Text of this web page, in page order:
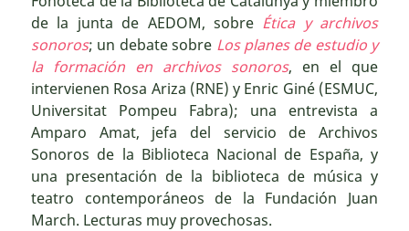
de la junta de AEDOM, sobre Ética y archivos
sonoros; un debate sobre Los planes de estudio y
la formación en archivos sonoros, en el que
intervienen Rosa Ariza (RNE) y Enric Giné (ESMUC,
Universitat Pompeu Fabra); una entrevista a
Amparo Amat, jefa del servicio de Archivos
Sonoros de la Biblioteca Nacional de España, y
una presentación de la biblioteca de música y
teatro contemporáneos de la Fundación Juan
March. Lecturas muy provechosas.